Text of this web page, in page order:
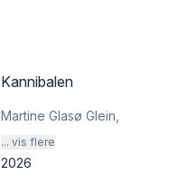
Kannibalen
Martine Glasø Glein
... vis flere
2026